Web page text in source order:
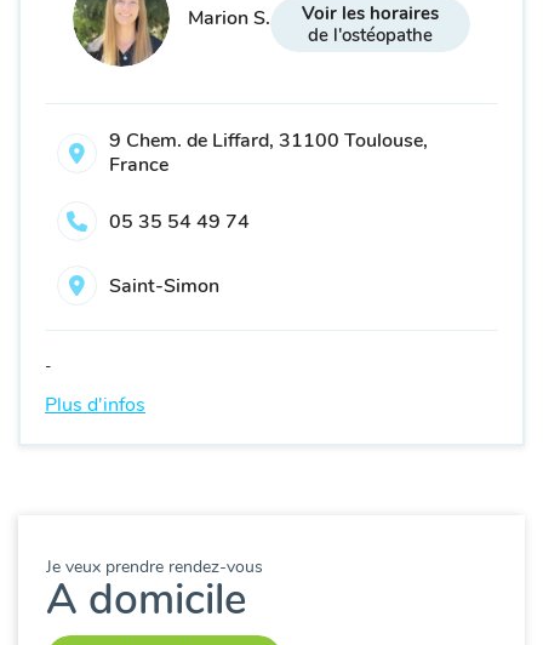
Marion S.
Voir les horaires
de l'ostéopathe
9 Chem. de Liffard, 31100 Toulouse,
France
05 35 54 49 74
Saint-Simon
-
Plus d'infos
Je veux prendre rendez-vous
A domicile